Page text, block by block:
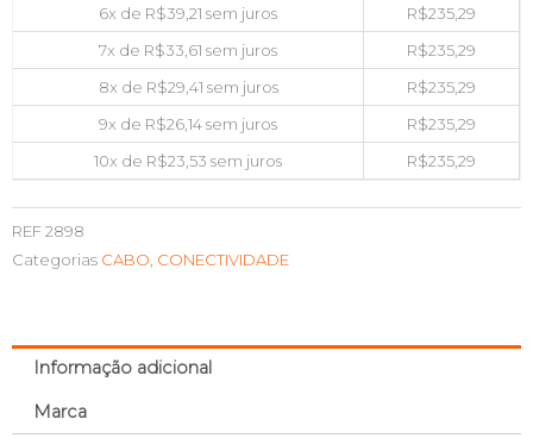
6x de R$39,21 sem juros R$235,29
7x de R$33,61 sem juros R$235,29
8x de R$29,41 sem juros R$235,29
9x de R$26,14sem juros R$235,29
10x de R$23,53 sem juros R$235,29
REF2898
Categorias CABO CONECTIVIDADE
Informação adicional
Marca